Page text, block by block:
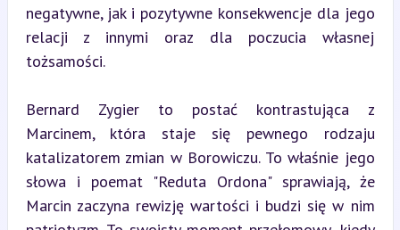
negatywne, jak i pozytywne konsekwencje dla jego
relacji z innymi oraz dla poczucia własnej
tożsamości.
Bernard Zygier to postać kontrastująca z
Marcinem, która staje się pewnego rodzaju
katalizatorem zmian w Borowiczu. To właśnie jego
słowa i poemat "Reduta Ordona" sprawiają, że
Marcin zaczyna rewizję wartości i budzi się w nim